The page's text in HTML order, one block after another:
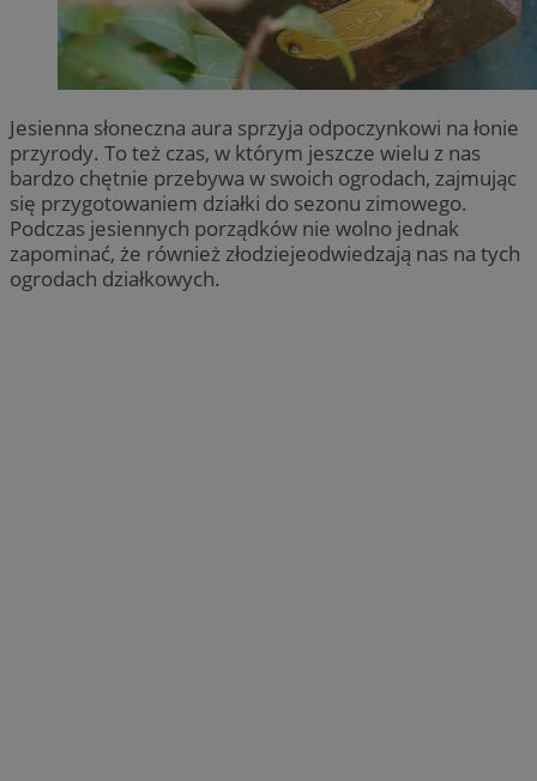
Jesienna słoneczna aura sprzyja odpoczynkowi na łonie
przyrody. To też czas, w którym jeszcze wielu z nas
bardzo chętnie przebywa w swoich ogrodach, zajmując
się przygotowaniem działki do sezonu zimowego.
Podczas jesiennych porządków nie wolno jednak
zapominać, że również złodziejeodwiedzają nas na tych
ogrodach działkowych.